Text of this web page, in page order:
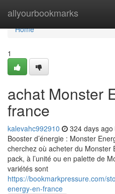
allyourbookmarks
Home
Home
1
achat Monster
france
kalevahc992910 324 days ago
Booster d’énergie : Monster
cherchez où acheter du Monster
pack, à l’unité ou en palette de
variétés sont
https://bookmarkpressure.com/
energy-en-france